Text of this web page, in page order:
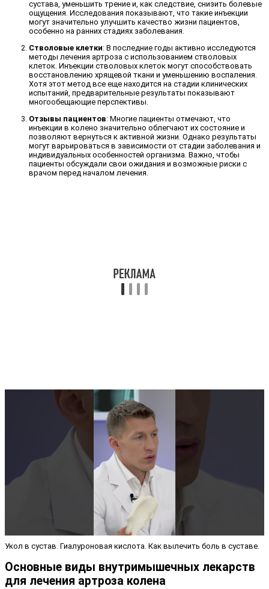
сустава, уменьшить трение и, как следствие, снизить болевые
ощущения. Исследования показывают, что такие инъекции
могут значительно улучшить качество жизни пациентов,
особенно на ранних стадиях заболевания.
Стволовые клетки: В последние годы активно исследуются
методы лечения артроза с использованием стволовых
клеток. Инъекции стволовых клеток могут способствовать
восстановлению хрящевой ткани и уменьшению воспаления.
Хотя этот метод все еще находится на стадии клинических
испытаний, предварительные результаты показывают
многообещающие перспективы.
Отзывы пациентов: Многие пациенты отмечают, что
инъекции в колено значительно облегчают их состояние и
позволяют вернуться к активной жизни. Однако результаты
могут варьироваться в зависимости от стадии заболевания и
индивидуальных особенностей организма. Важно, чтобы
пациенты обсуждали свои ожидания и возможные риски с
врачом перед началом лечения.
Укол в сустав. Гиалуроновая кислота. Как вылечить боль в суставе.
Основные виды внутримышечных лекарств
для лечения артроза колена